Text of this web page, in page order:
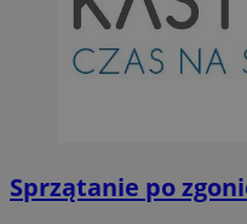
Sprzątanie po